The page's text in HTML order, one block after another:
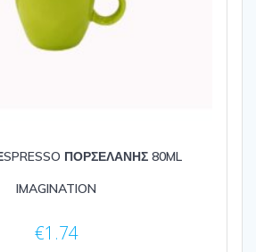
ΠΟΡΣΕΛΑΝΗΣ 80ML
IMAGINATION
€1.74